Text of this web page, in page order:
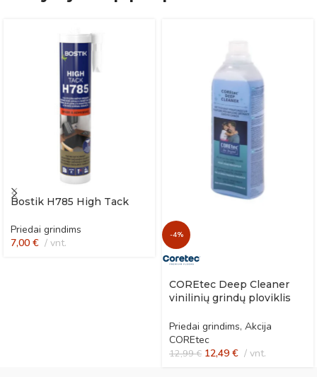
Bostik H785 High Tack
Priedai grindims
7,00 € vnt.
-4%
COREtec Deep Cleaner
vinilinių grindų ploviklis
Priedai grindims, Akcija
COREtec
12,99€ 12,49 € vnt.